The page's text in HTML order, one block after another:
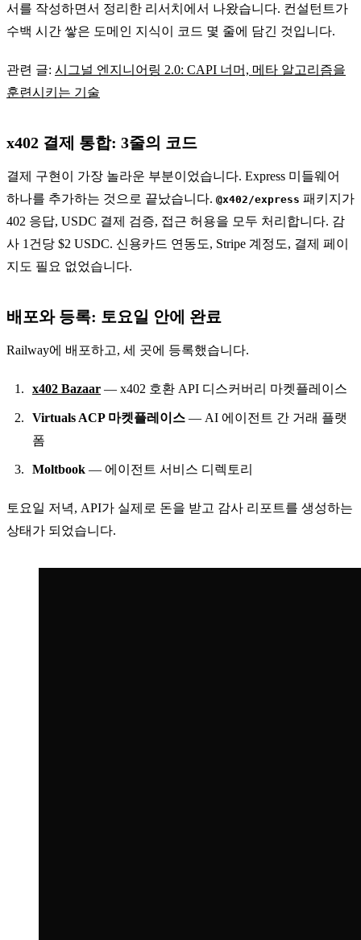
서를 작성하면서 정리한 리서치에서 나왔습니다. 컨설턴트가
수백 시간 쌓은 도메인 지식이 코드 몇 줄에 담긴 것입니다.
관련 글: 시그널 엔지니어링 2.0: CAPI 너머, 메타 알고리즘을
훈련시키는 기술
x402 결제 통합: 3줄의 코드
결제 구현이 가장 놀라운 부분이었습니다. Express 미들웨어
하나를 추가하는 것으로 끝났습니다. @x402/express 패키지가
402 응답, USDC 결제 검증, 접근 허용을 모두 처리합니다. 감
사 1건당 $2 USDC. 신용카드 연동도, Stripe 계정도, 결제 페이
지도 필요 없었습니다.
배포와 등록: 토요일 안에 완료
Railway에 배포하고, 세 곳에 등록했습니다.
x402 Bazaar — x402 호환 API 디스커버리 마켓플레이스
Virtuals ACP 마켓플레이스 — AI 에이전트 간 거래 플랫
폼
Moltbook — 에이전트 서비스 디렉토리
토요일 저녁, API가 실제로 돈을 받고 감사 리포트를 생성하는
상태가 되었습니다.